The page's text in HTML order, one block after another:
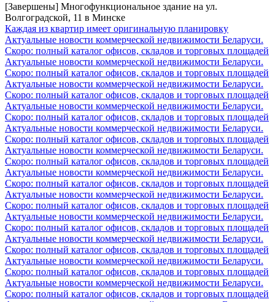
[Завершены] Многофункциональное здание на ул.
Волгоградской, 11 в Минске
Каждая из квартир имеет оригинальную планировку
Актуальные новости коммерческой недвижимости Беларуси.
Скоро: полный каталог офисов, складов и торговых площадей
Актуальные новости коммерческой недвижимости Беларуси.
Скоро: полный каталог офисов, складов и торговых площадей
Актуальные новости коммерческой недвижимости Беларуси.
Скоро: полный каталог офисов, складов и торговых площадей
Актуальные новости коммерческой недвижимости Беларуси.
Скоро: полный каталог офисов, складов и торговых площадей
Актуальные новости коммерческой недвижимости Беларуси.
Скоро: полный каталог офисов, складов и торговых площадей
Актуальные новости коммерческой недвижимости Беларуси.
Скоро: полный каталог офисов, складов и торговых площадей
Актуальные новости коммерческой недвижимости Беларуси.
Скоро: полный каталог офисов, складов и торговых площадей
Актуальные новости коммерческой недвижимости Беларуси.
Скоро: полный каталог офисов, складов и торговых площадей
Актуальные новости коммерческой недвижимости Беларуси.
Скоро: полный каталог офисов, складов и торговых площадей
Актуальные новости коммерческой недвижимости Беларуси.
Скоро: полный каталог офисов, складов и торговых площадей
Актуальные новости коммерческой недвижимости Беларуси.
Скоро: полный каталог офисов, складов и торговых площадей
Актуальные новости коммерческой недвижимости Беларуси.
Скоро: полный каталог офисов, складов и торговых площадей